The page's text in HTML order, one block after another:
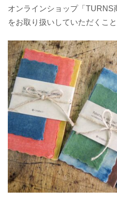
オンラインショップ「TURNS
をお取り扱いしていただくこ